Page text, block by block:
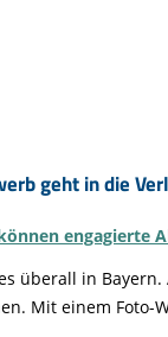
geht in die
engagierte
überall in Bayern.
Mit einem